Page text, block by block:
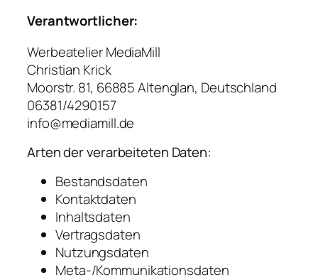
Verantwortlicher:
Werbeatelier MediaMill
Christian Krick
Moorstr. 81, 66885 Altenglan, Deutschland
06381/4290157
info@mediamill.de
Arten der verarbeiteten Daten:
Bestandsdaten
Kontaktdaten
Inhaltsdaten
Vertragsdaten
Nutzungsdaten
Meta-/Kommunikationsdaten